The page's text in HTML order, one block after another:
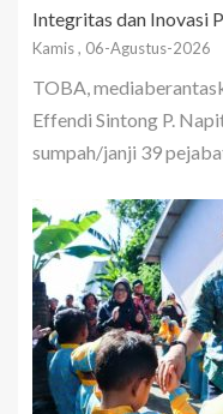
Integritas dan Inovasi
Kamis , 06-Agustus-2026
TOBA,
Effendi Sintong P.
sumpah/janji 39